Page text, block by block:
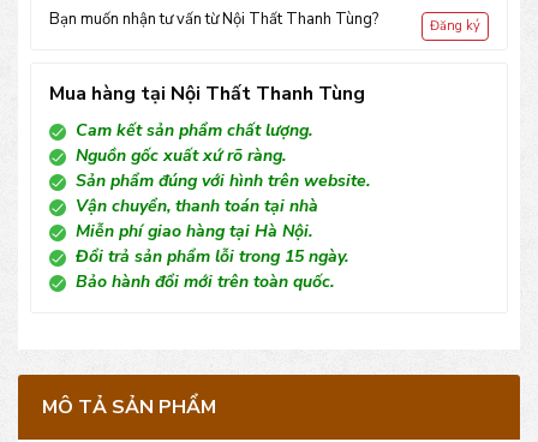
Bạn muốn nhận tư vấn từ Nội Thất Thanh Tùng? Đăng ký
Mua hàng tại Nội Thất Thanh Tùng
Cam kết sản phẩm chất lượng.
Nguồn gốc xuất xứ rõ ràng.
Sản phẩm đúng với hình trên website.
Vận chuyển, thanh toán tại nhà
Miễn phí giao hàng tại Hà Nội.
Đổi trả sản phẩm lỗi trong 15 ngày.
Bảo hành đổi mới trên toàn quốc.
MÔ TẢ SẢN PHẨM